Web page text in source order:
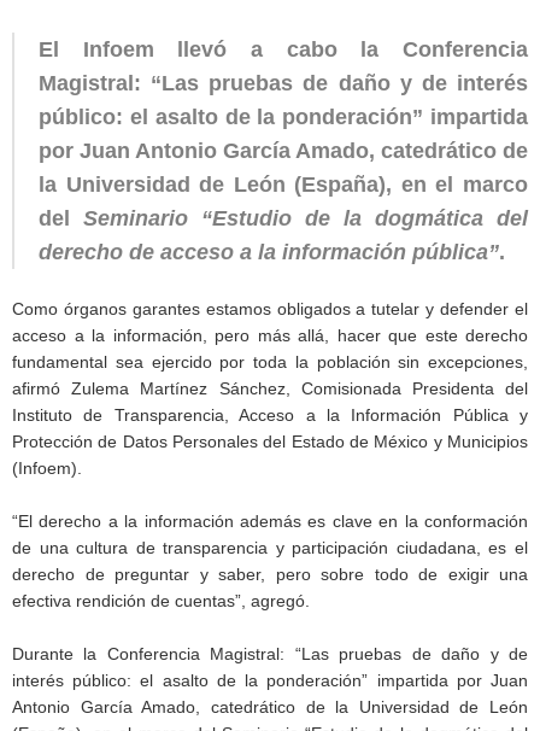
El Infoem llevó a cabo la Conferencia
Magistral: “Las pruebas de daño y de interés
público: el asalto de la ponderación” impartida
por Juan Antonio García Amado, catedrático de
la Universidad de León (España), en el marco
del Seminario “Estudio de la dogmática del
derecho de acceso a la información pública”.
Como órganos garantes estamos obligados a tutelar y defender el
acceso a la información, pero más allá, hacer que este derecho
fundamental sea ejercido por toda la población sin excepciones,
afirmó Zulema Martínez Sánchez, Comisionada Presidenta del
Instituto de Transparencia, Acceso a la Información Pública y
Protección de Datos Personales del Estado de México y Municipios
(Infoem).
“El derecho a la información además es clave en la conformación
de una cultura de transparencia y participación ciudadana, es el
derecho de preguntar y saber, pero sobre todo de exigir una
efectiva rendición de cuentas”, agregó.
Durante la Conferencia Magistral: “Las pruebas de daño y de
interés público: el asalto de la ponderación” impartida por Juan
Antonio García Amado, catedrático de la Universidad de León